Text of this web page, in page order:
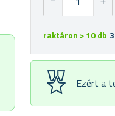
raktáron > 10 db
Ezért a